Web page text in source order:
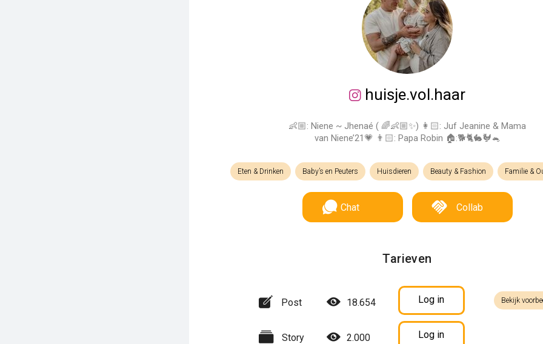
huisje.vol.haar
👶🏼: Niene ~ Jhenaé ( 🌈👶🏼✨) 👩🏻: Juf Jeanine & Mama
van Niene’21💗 👨🏻: Papa Robin 🏠:🐕🐈🐇🐓🐁
Eten & Drinken Baby’s en Peuters Huisdieren Beauty & Fashion Familie &
Chat Collab
Tarieven
Post 18.654 Log in Bekijk
Story 2.000 Log in